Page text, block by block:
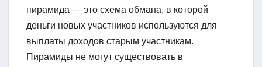
пирамида — это схема обмана, в которой
деньги новых участников используются для
выплаты доходов старым участникам.
Пирамиды не могут существовать в